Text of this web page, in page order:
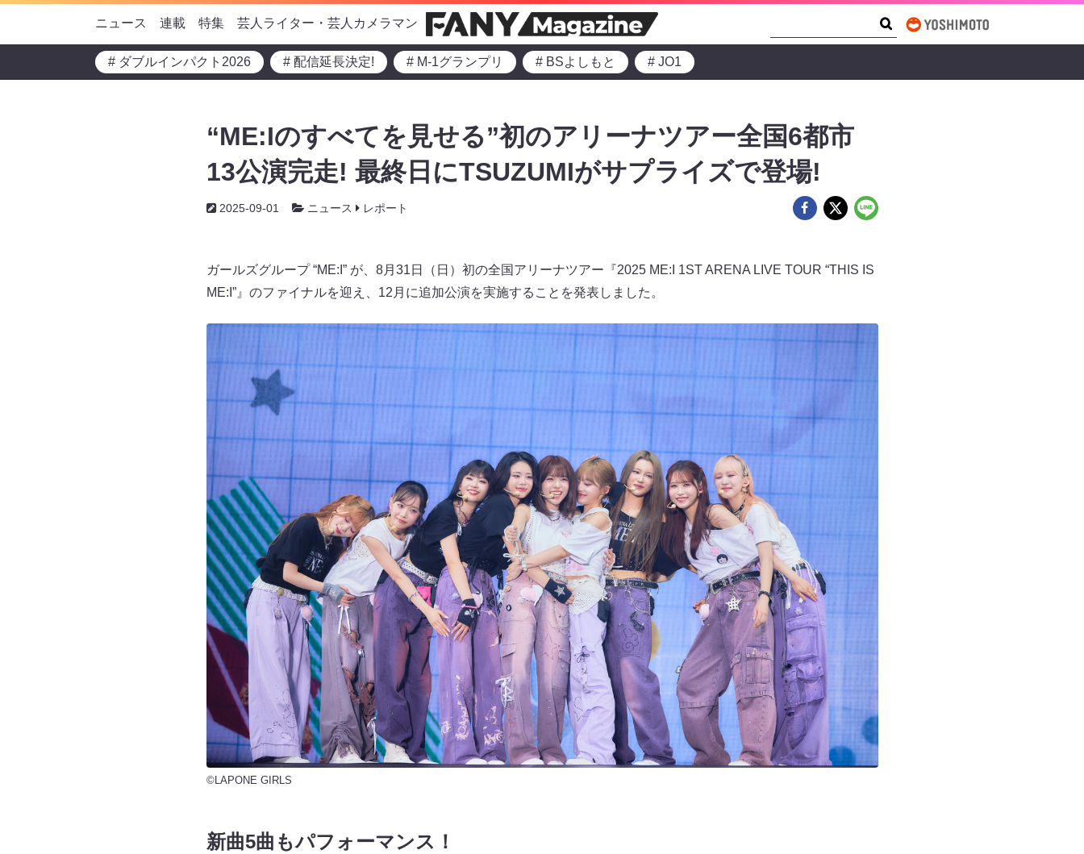
ニュース 連載 特集 芸人ライター・芸人カメラマン
# ダブルインパクト2026 # 配信延長決定! # M-1グランプリ # BSよしもと # JO1
“ME:Iのすべてを見せる”初のアリーナツアー全国6都市
13公演完走! 最終日にTSUZUMIがサプライズで登場!
2025-09-01 ニュース レポート
ガールズグループ “ME:I” が、8月31日（日）初の全国アリーナツアー『2025 ME:I 1ST ARENA LIVE TOUR “THIS IS
ME:I”』のファイナルを迎え、12月に追加公演を実施することを発表しました。
©LAPONE GIRLS
新曲5曲もパフォーマンス！